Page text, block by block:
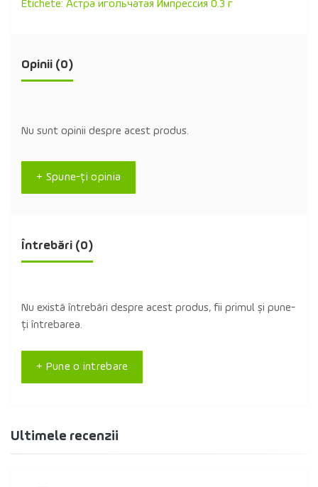
Etichete: Астра игольчатая Импрессия 0.3 г
Opinii (0)
Nu sunt opinii despre acest produs.
+ Spune-ţi opinia
Întrebări (0)
Nu există întrebări despre acest produs, fii primul și pune-
ți întrebarea.
+ Pune o intrebare
Ultimele recenzii